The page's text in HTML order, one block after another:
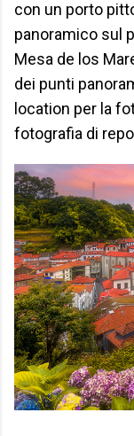
con un porto
panoramico sul
Mesa de los
dei punti
location per la
fotografia di